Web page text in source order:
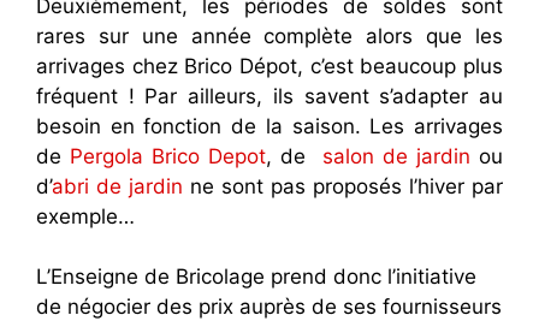
Deuxièmement, les périodes de soldes sont
rares sur une année complète alors que les
arrivages chez Brico Dépot, c’est beaucoup plus
fréquent ! Par ailleurs, ils savent s’adapter au
besoin en fonction de la saison. Les arrivages
de Pergola Brico Depot, de salon de jardin ou
d’abri de jardin ne sont pas proposés l’hiver par
exemple…
L’Enseigne de Bricolage prend donc l’initiative
de négocier des prix auprès de ses fournisseurs